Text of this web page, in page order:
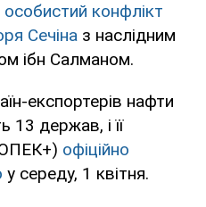
особистий конфлікт
Сечіна з наслідним
ібн Салманом.
експортерів нафти
13 держав, і її
офіційно
у середу, 1 квітня.